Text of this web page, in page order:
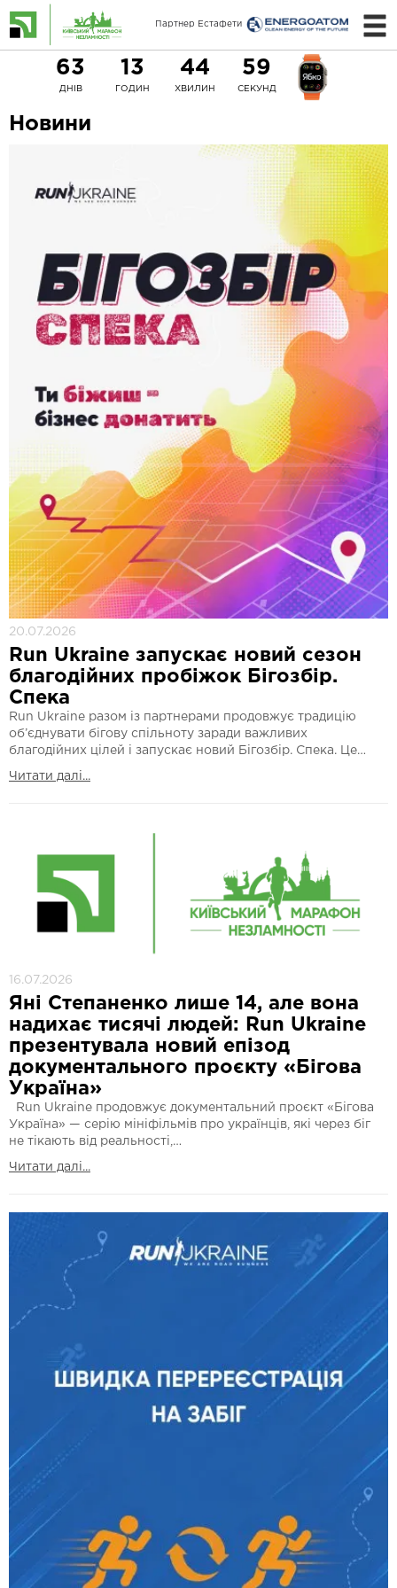
Партнер Естафети
63
ДНІВ
13
ГОДИН
44
ХВИЛИН
58
СЕКУНД
Новини
20.07.2026
Run Ukraine запускає новий сезон
благодійних пробіжок Бігозбір.
Спека
Run Ukraine разом із партнерами продовжує традицію
об’єднувати бігову спільноту заради важливих
благодійних цілей і запускає новий Бігозбір. Спека. Це…
Читати далі...
16.07.2026
Яні Степаненко лише 14, але вона
надихає тисячі людей: Run Ukraine
презентувала новий епізод
документального проєкту «Бігова
Україна»
Run Ukraine продовжує документальний проєкт «Бігова
Україна» — серію мініфільмів про українців, які через біг
не тікають від реальності,…
Читати далі...